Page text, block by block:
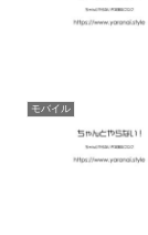
モバイル